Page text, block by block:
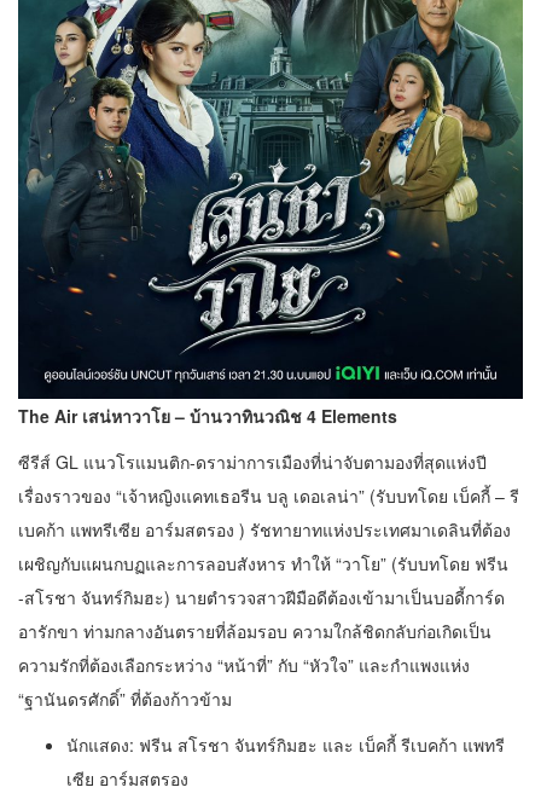
The Air เสน่หาวาโย – บ้านวาทินวณิช 4 Elements
ซีรีส์ GL แนวโรแมนติก-ดราม่าการเมืองที่น่าจับตามองที่สุดแห่งปี
เรื่องราวของ “เจ้าหญิงแคทเธอรีน บลู เดอเลน่า” (รับบทโดย เบ็คกี้ – รี
เบคก้า แพทรีเซีย อาร์มสตรอง ) รัชทายาทแห่งประเทศมาเดลินที่ต้อง
เผชิญกับแผนกบฏและการลอบสังหาร ทำให้ “วาโย” (รับบทโดย ฟรีน
-สโรชา จันทร์กิมฮะ) นายตำรวจสาวฝีมือดีต้องเข้ามาเป็นบอดี้การ์ด
อารักขา ท่ามกลางอันตรายที่ล้อมรอบ ความใกล้ชิดกลับก่อเกิดเป็น
ความรักที่ต้องเลือกระหว่าง “หน้าที่” กับ “หัวใจ” และกำแพงแห่ง
“ฐานันดรศักดิ์” ที่ต้องก้าวข้าม
นักแสดง: ฟรีน สโรชา จันทร์กิมฮะ และ เบ็คกี้ รีเบคก้า แพทรี
เซีย อาร์มสตรอง